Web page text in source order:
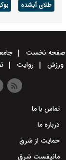
طلای آبشده
صفحه نخست
ورزش
روایت
تماس با ما
درباره ما
حمایت از شرق
مانیفست شرق